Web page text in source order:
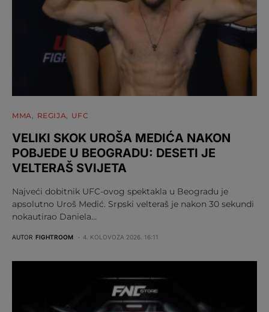
MMA REGIJA UFC
VELIKI SKOK UROŠA MEDIĆA NAKON
POBJEDE U BEOGRADU: DESETI JE
VELTERAŠ SVIJETA
Najveći dobitnik UFC-ovog spektakla u Beogradu je
apsolutno Uroš Medić. Srpski velteraš je nakon 30 sekundi
nokautirao Daniela…
AUTOR FIGHTROOM 4. KOLOVOZA 2026. 16:11